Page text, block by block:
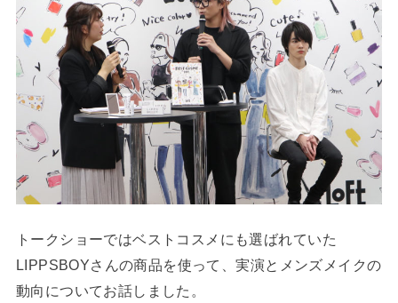
トークショーではベストコスメにも選ばれていた
LIPPSBOYさんの商品を使って、実演とメンズメイクの
動向についてお話しました。